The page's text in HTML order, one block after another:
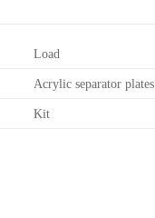
Load
Acrylic separator plates
Kit